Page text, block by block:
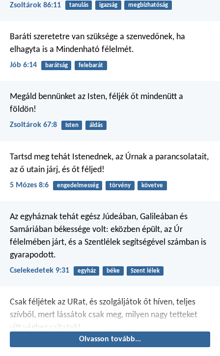
Zsoltárok 86:11 tanulás igazság megbízhatóság
Baráti szeretetre van szüksége a szenvedőnek, ha
elhagyta is a Mindenható félelmét.
Jób 6:14 barátság felebarát
Megáld bennünket az Isten, féljék őt mindenütt a
földön!
Zsoltárok 67:8 Isten áldás
Tartsd meg tehát Istenednek, az Úrnak a parancsolatait,
az ő utain járj, és őt féljed!
5 Mózes 8:6 engedelmesség törvény követve
Az egyháznak tehát egész Júdeában, Galileában és
Samáriában békessége volt: eközben épült, az Úr
félelmében járt, és a Szentlélek segítségével számban is
gyarapodott.
Cselekedetek 9:31 egyház béke Szent lélek
Csak féljétek az URat, és szolgáljátok őt híven, teljes
szívből, mert lássátok csak meg, milyen nagy tetteket
vitt véghez rajtatok!
Olvasson tovább...